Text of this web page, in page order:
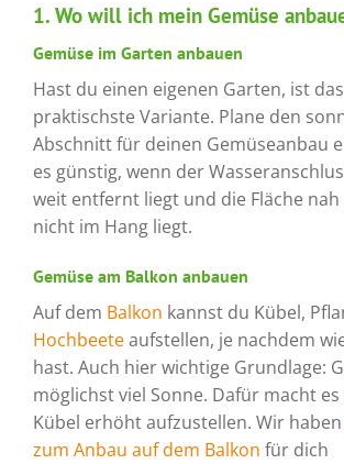
1. Wo will ich mein Gemüse
Gemüse im Garten anbauen
Hast du einen eigenen Garten, ist
praktischste Variante. Plane den
Abschnitt für deinen Gemüseanbau
es günstig, wenn der
weit entfernt liegt und die Fläche
nicht im Hang liegt.
Gemüse am Balkon anbauen
Auf dem Balkon kannst du Kübel,
Hochbeeteaufstellen, je nachdem
hast. Auch hier wichtige Grundlage:
möglichst viel Sonne. Dafür macht es
Kübel erhöht aufzustellen. Wir haben
zum Anbau auf dem Balkon für dich